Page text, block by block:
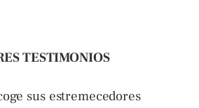
TESTIMONIOS
sus estremecedores